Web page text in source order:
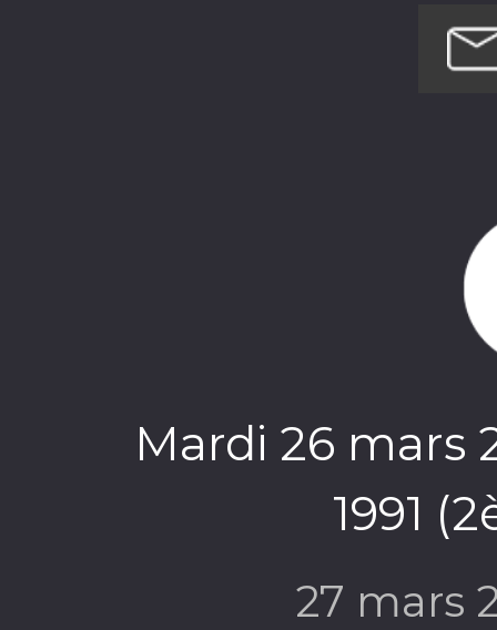
Mardi 26 mars
1991
27 mars